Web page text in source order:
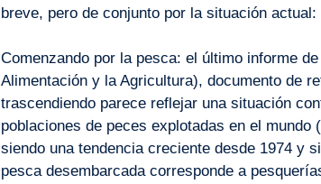
breve, pero de conjunto por la situación actual:
Comenzando por la pesca: el último informe
Alimentación y la Agricultura), documento de
trascendiendo parece reflejar una situación
poblaciones de peces explotadas en el
siendo una tendencia creciente desde 1974 y
pesca desembarcada corresponde a